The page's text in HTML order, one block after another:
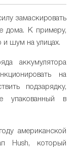
замаскировать
дома. К примеру,
и шум на улицах.
аккумулятора
на
подзарядку,
упакованный в
американской
Hush, который